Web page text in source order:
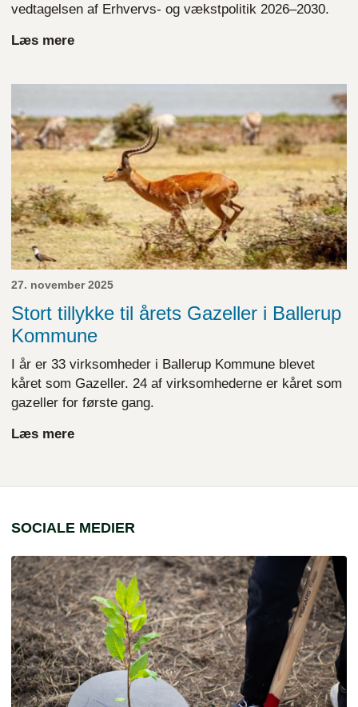
vedtagelsen af Erhvervs- og vækstpolitik 2026–2030.
Læs mere
27. november 2025
Stort tillykke til årets Gazeller i Ballerup
Kommune
I år er 33 virksomheder i Ballerup Kommune blevet
kåret som Gazeller. 24 af virksomhederne er kåret som
gazeller for første gang.
Læs mere
SOCIALE MEDIER